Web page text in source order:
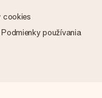
cookies
Podmienky používania